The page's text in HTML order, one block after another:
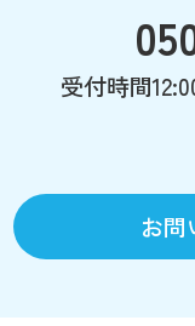
受付時間
お問